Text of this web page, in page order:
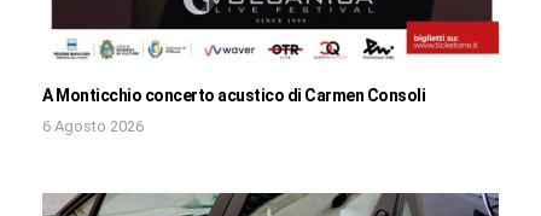
A Monticchio concerto acustico di Carmen Consoli
6 Agosto 2026